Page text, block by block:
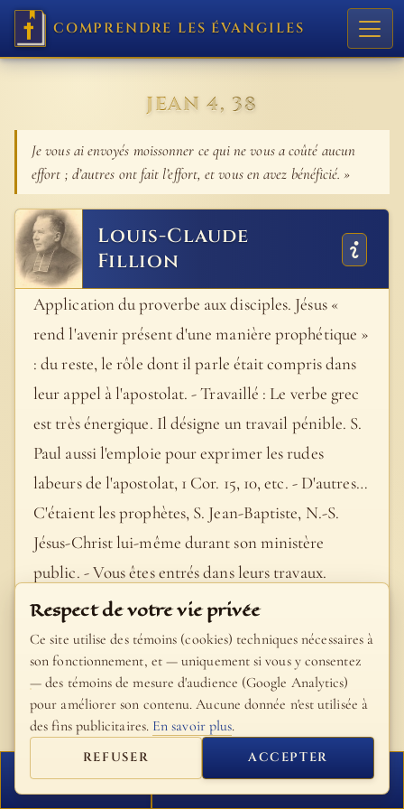
COMPRENDRE LES ÉVANGILES
JEAN 4, 38
Je vous ai envoyés moissonner ce qui ne vous a coûté aucun
effort ; d’autres ont fait l’effort, et vous en avez bénéficié. »
Louis-Claude
Fillion
Application du proverbe aux disciples. Jésus «
rend l'avenir présent d'une manière prophétique »
: du reste, le rôle dont il parle était compris dans
leur appel à l'apostolat. - Travaillé : Le verbe grec
est très énergique. Il désigne un travail pénible. S.
Paul aussi l'emploie pour exprimer les rudes
labeurs de l'apostolat, 1 Cor. 15, 10, etc. - D'autres…
C'étaient les prophètes, S. Jean-Baptiste, N.-S.
Jésus-Christ lui-même durant son ministère
public. - Vous êtes entrés dans leurs travaux.
Locution élégante et pittoresque, pour dire que,
du moins en ce qui concernait l'évangélisation des
Juifs, les apôtres n'auraient pas à exécuter les
premiers travaux. Avant eux on avait labouré,
ensemencé les champs : ils venaient joyeusement
faire la moisson.
- Bible Fillion
FERMER PROCHAIN VERSET
Respect de votre vie privée
Ce site utilise des témoins (cookies) techniques nécessaires à
son fonctionnement, et — uniquement si vous y consentez
— des témoins de mesure d'audience (Google Analytics)
pour améliorer son contenu. Aucune donnée n'est utilisée à
des fins publicitaires. En savoir plus.
REFUSER ACCEPTER